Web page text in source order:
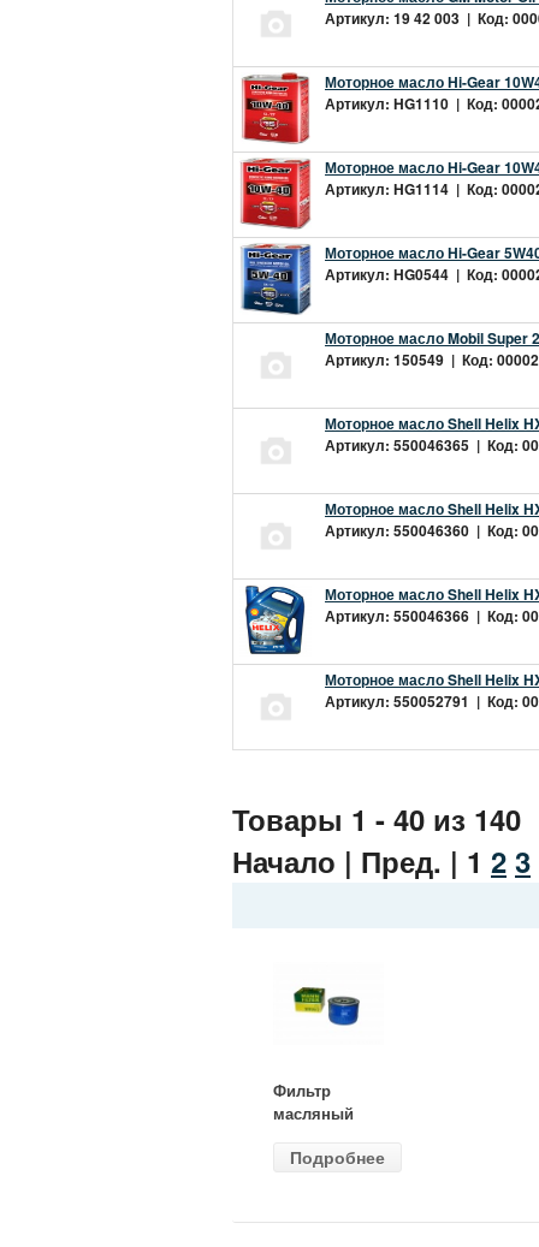
Артикул: 19 42 003 | Код:
Моторное масло Hi-Gear
Артикул: HG1110 | Код:
Моторное масло Hi-Gear
Артикул: HG1114 | Код:
Моторное масло Hi-Gear
Артикул: HG0544 | Код:
Моторное масло Mobil Super
Артикул: 150549 | Код:
Моторное масло Shell Helix
Артикул: 550046365 | Код:
Моторное масло Shell Helix
Артикул: 550046360 | Код:
Моторное масло Shell Helix
Артикул: 550046366 | Код:
Моторное масло Shell Helix
Артикул: 550052791 | Код:
Товары 1 - 40 из 140
Начало | Пред. | 1 2 3
Фильтр
масляный
(MANN) W
Подробнее